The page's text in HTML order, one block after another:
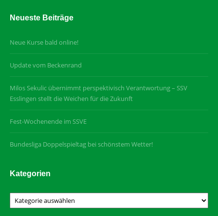
Neueste Beiträge
Neue Kurse bald online!
Update vom Beckenrand
Milos Sekulic übernimmt perspektivisch Verantwortung – SSV
Esslingen stellt die Weichen für die Zukunft
Fest-Wochenende im SSVE
Bundesliga Doppelspieltag bei schönstem Wetter!
Kategorien
Kategorien